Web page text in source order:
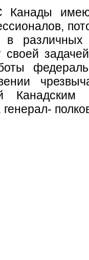
Канады
в
Канадским